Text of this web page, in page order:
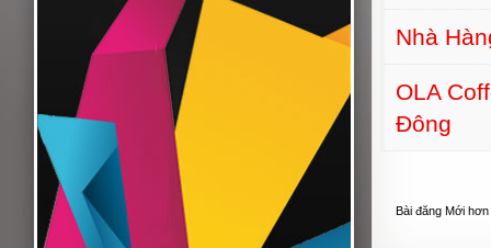
Nhà
OLA
Đông
Bài đăng Mới hơn